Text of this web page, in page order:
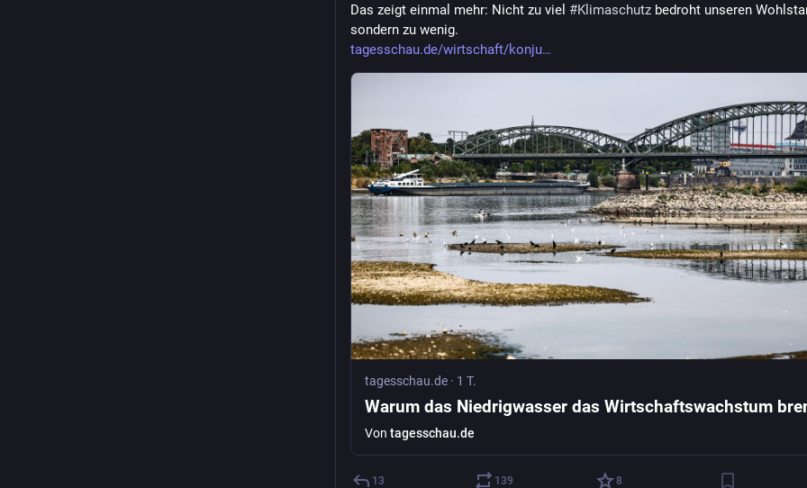
Das zeigt einmal mehr: Nicht zu viel #Klimaschutz bedroht unseren
sondern zu wenig.
tagesschau.de/wirtschaft/konju
tagesschau.de · 1 T.
Warum das Niedrigwasser das Wirtschaftswachstum
Von tagesschau.de
13 139 8